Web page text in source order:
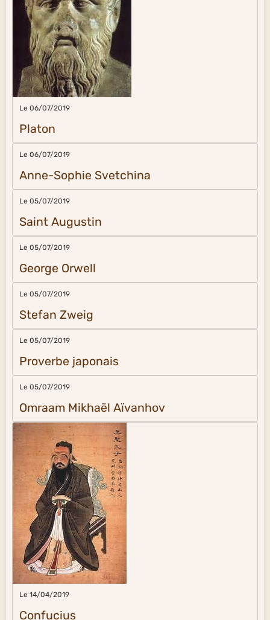
Le 06/07/2019
Platon
Le 06/07/2019
Anne-Sophie Svetchina
Le 05/07/2019
Saint Augustin
Le 05/07/2019
George Orwell
Le 05/07/2019
Stefan Zweig
Le 05/07/2019
Proverbe japonais
Le 05/07/2019
Omraam Mikhaël Aïvanhov
Le 14/04/2019
Confucius